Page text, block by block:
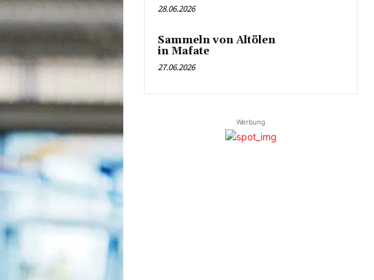
28.06.2026
Sammeln von Altölen
in Mafate
27.06.2026
Werbung